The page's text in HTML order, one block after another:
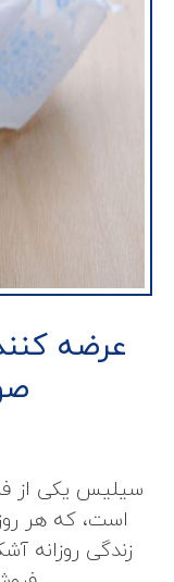
عرضه
سیلیس یکی از
است، که هر
زندگی روزانه